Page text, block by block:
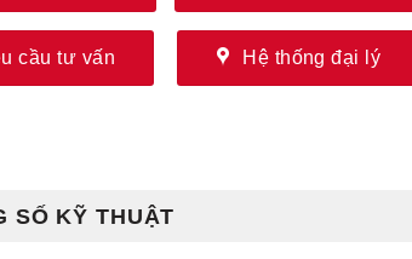
cầu tư vấn Hệ thống đại lý
SỐ KỸ THUẬT